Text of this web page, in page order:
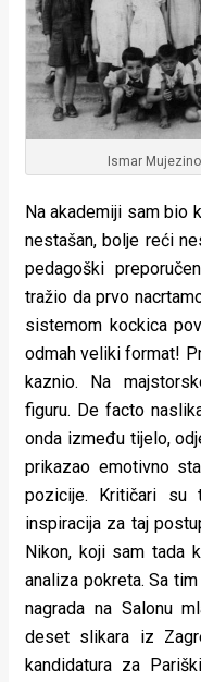
Ismar
Na akademiji sam bio
nestašan, bolje reći
pedagoški
tražio da prvo
sistemom kockica
odmah veliki format!
kaznio. Na
figuru. De facto
onda između tijelo,
prikazao emotivno
pozicije. Kritičari su
inspiracija za taj
Nikon, koji sam tada
analiza pokreta. Sa
nagrada na Salonu
deset slikara iz
kandidatura za